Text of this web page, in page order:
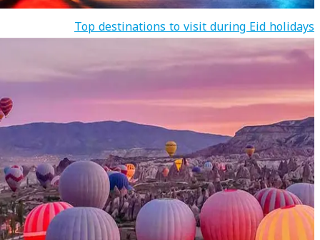
Top destinations to visit during Eid holidays